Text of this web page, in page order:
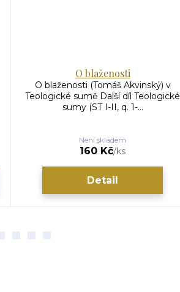
O blaženosti
O blaženosti (Tomáš Akvinský) v
Teologické sumě Další díl Teologické
sumy (ST I-II, q. 1-...
160 Kč/ks
Není skladem
Detail